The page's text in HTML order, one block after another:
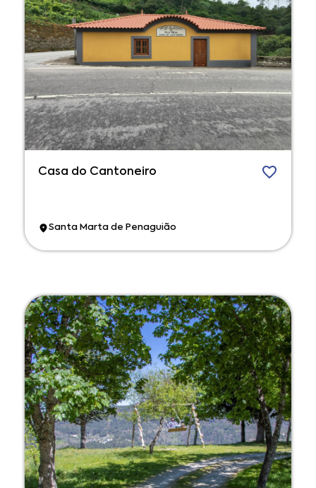
Casa do Cantoneiro
Santa Marta de Penaguião